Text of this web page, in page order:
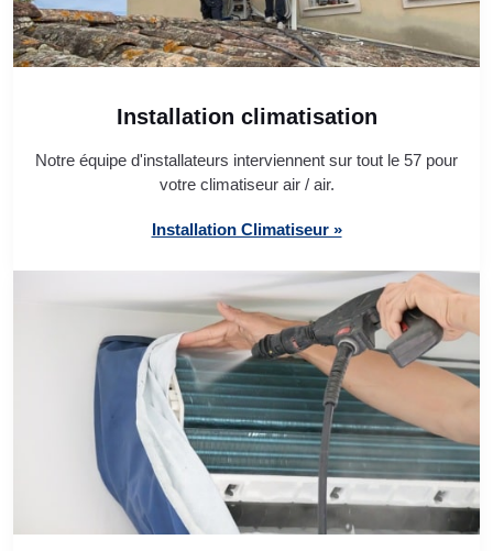
Installation climatisation
Notre équipe d'installateurs interviennent sur tout le 57 pour
votre climatiseur air / air.
Installation Climatiseur »